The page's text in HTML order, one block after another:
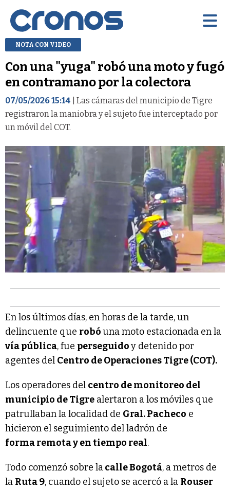
NOTA CON VIDEO
Con una "yuga" robó una moto y fugó
en contramano por la colectora
07/05/2026 15:14 | Las cámaras del municipio de Tigre
registraron la maniobra y el sujeto fue interceptado por
un móvil del COT.
En los últimos días, en horas de la tarde, un
delincuente que robóuna moto estacionada en la
vía pública, fue perseguidoy detenido por
agentes del Centro de Operaciones Tigre (COT).
Los operadores del centro de monitoreo del
municipio de Tigre alertaron a los móviles que
patrullaban la localidad de Gral. Pacheco e
hicieron el seguimiento del ladrón de
forma remota y en tiempo real.
Todo comenzó sobre lacalle Bogotá, a metros de
la Ruta 9, cuando el sujeto se acercó a la Rouser